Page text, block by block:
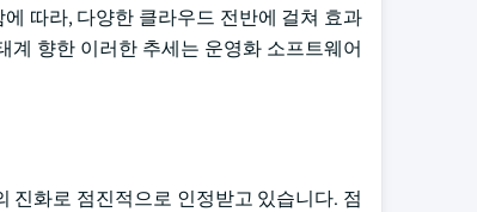
따라, 다양한 클라우드 전반에 걸쳐 효과
향한 이러한 추세는 운영화 소프트웨어
진화로 점진적으로 인정받고 있습니다. 점